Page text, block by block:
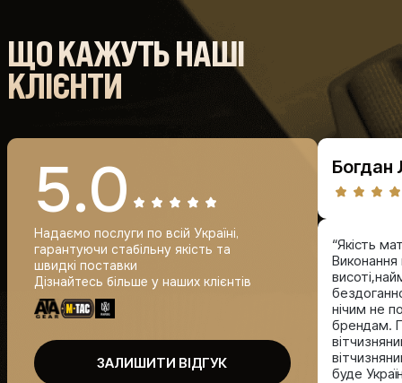
ЩО КАЖУТЬ НАШІ
КЛІЄНТИ
5.0
Надаємо послуги по всій Україні,
гарантуючи стабільну якість та
швидкі поставки
Дізнайтесь більше у наших клієнтів
ЗАЛИШИТИ ВІДГУК
Богдан
“Якість
Виконання
нічим не
брендам.
буде